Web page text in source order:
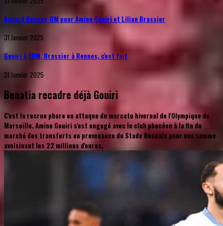
Accord Rennes-OM pour Amine Gouiri et Lilian Brassier
31 Janvier 2025
Gouiri à l'OM, Brassier à Rennes, c'est fait
31 Janvier 2025
Benatia recadre déjà Gouiri
C'est la recrue phare en attaque du mercato hivernal de l'Olympique de
Marseille. Amine Gouiri s'est engagé avec le club phocéen à la fin du
marché des transferts en provenance du Stade Rennais pour une somme
avoisinant les 22 millions d'euros.